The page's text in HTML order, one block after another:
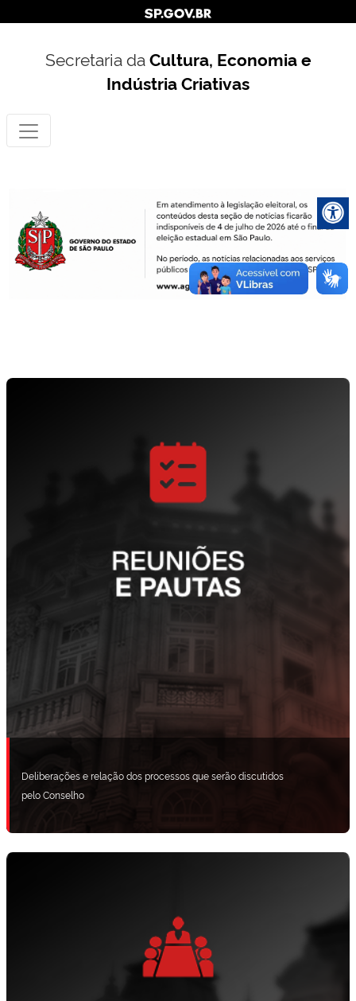
Secretaria daCultura, Economia e
Indústria Criativas
Deliberações e relação dos processos que serão discutidos
pelo Conselho